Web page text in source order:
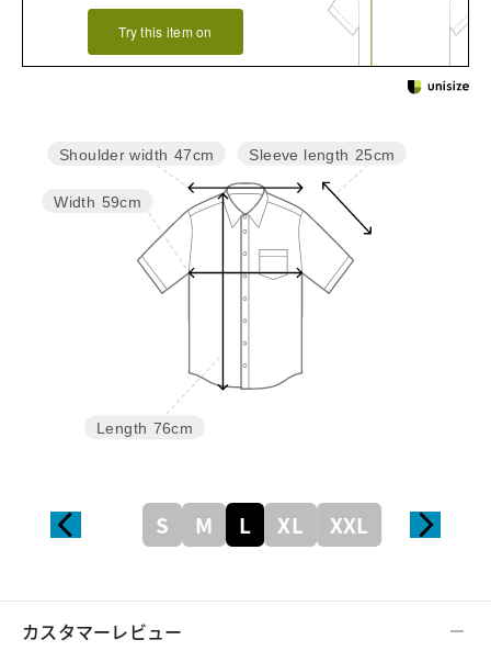
Try this item on
Sleeve length 25cm
Length 76cm
Width 59cm
Shoulder width 47cm
S M L XL XXL
カスタマーレビュー